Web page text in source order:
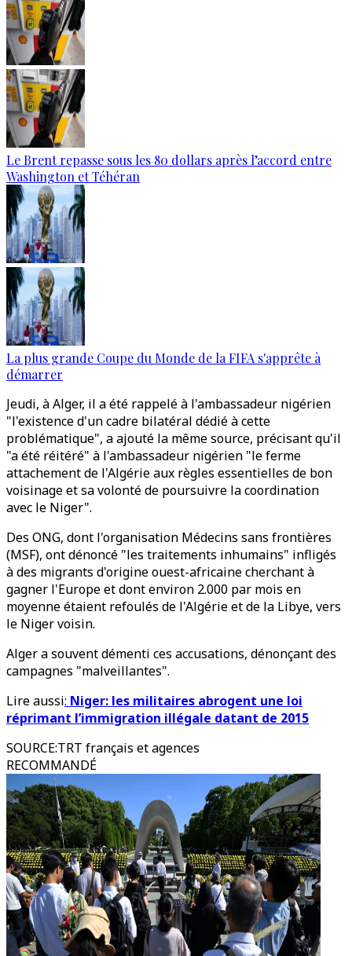
Le Brent repasse sous les 80 dollars après l’accord entre
Washington et Téhéran
La plus grande Coupe du Monde de la FIFA s'apprête à
démarrer
Jeudi, à Alger, il a été rappelé à l'ambassadeur nigérien
"l'existence d'un cadre bilatéral dédié à cette
problématique", a ajouté la même source, précisant qu'il
"a été réitéré" à l'ambassadeur nigérien "le ferme
attachement de l'Algérie aux règles essentielles de bon
voisinage et sa volonté de poursuivre la coordination
avec le Niger".
Des ONG, dont l'organisation Médecins sans frontières
(MSF), ont dénoncé "les traitements inhumains" infligés
à des migrants d'origine ouest-africaine cherchant à
gagner l'Europe et dont environ 2.000 par mois en
moyenne étaient refoulés de l'Algérie et de la Libye, vers
le Niger voisin.
Alger a souvent démenti ces accusations, dénonçant des
campagnes "malveillantes".
Lire aussi: Niger: les militaires abrogent une loi
réprimant l’immigration illégale datant de 2015
SOURCE:TRT français et agences
RECOMMANDÉ